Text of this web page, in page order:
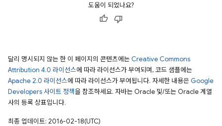
도움이 되었나요?
달리 명시되지 않는 한 이 페이지의 콘텐츠에는 Creative Commons
Attribution 4.0 라이선스에 따라 라이선스가 부여되며, 코드 샘플에는
Apache 2.0 라이선스에 따라 라이선스가 부여됩니다. 자세한 내용은 Google
Developers 사이트 정책을 참조하세요. 자바는 Oracle 및/또는 Oracle 계열
사의 등록 상표입니다.
최종 업데이트: 2016-02-18(UTC)